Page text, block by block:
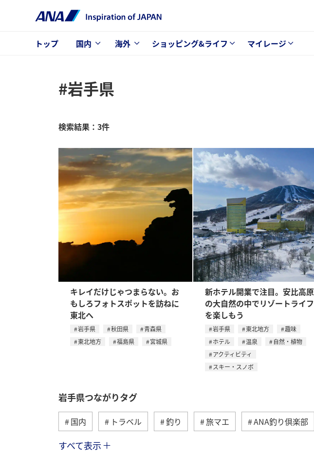
トップ 国内 海外 ショッピング&ライフ マイレージ
#岩手県
検索結果：3件
キレイだけじゃつまらない。お
もしろフォトスポットを訪ねに
東北へ
岩手県 秋田県
青森県
東北地方
福島県 宮城県
新ホテル開業で注目。安比高原
の大自然の中でリゾートライフ
を楽しもう
岩手県 東北地方
趣味
ホテル
温泉
自然・植物
アクティビティ
スキー・スノボ
岩手県つながりタグ
国内 トラベル 釣り 旅マエ ANA釣り倶楽部
春 川
すべて表示